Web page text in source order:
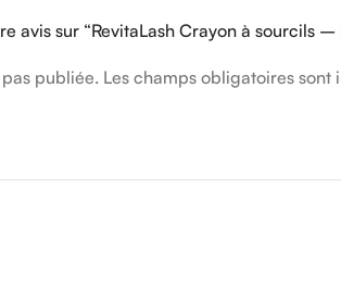
avis sur “RevitaLash Crayon à sourcils
publiée. Les champs obligatoires sont